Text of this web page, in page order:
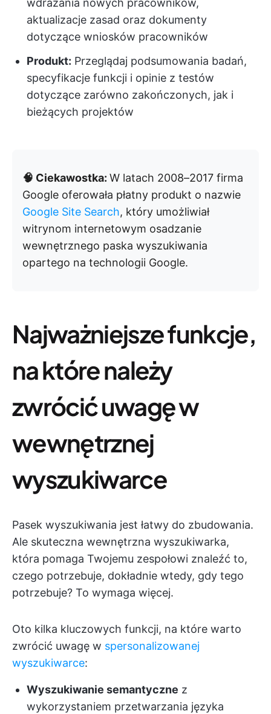
wdrażania nowych pracowników,
aktualizacje zasad oraz dokumenty
dotyczące wniosków pracowników
Produkt: Przeglądaj podsumowania badań,
specyfikacje funkcji i opinie z testów
dotyczące zarówno zakończonych, jak i
bieżących projektów
🧠 Ciekawostka: W latach 2008–2017 firma
Google oferowała płatny produkt o nazwie
Google Site Search, który umożliwiał
witrynom internetowym osadzanie
wewnętrznego paska wyszukiwania
opartego na technologii Google.
Najważniejsze funkcje,
na które należy
zwrócić uwagę w
wewnętrznej
wyszukiwarce
Pasek wyszukiwania jest łatwy do zbudowania.
Ale skuteczna wewnętrzna wyszukiwarka,
która pomaga Twojemu zespołowi znaleźć to,
czego potrzebuje, dokładnie wtedy, gdy tego
potrzebuje? To wymaga więcej.
Oto kilka kluczowych funkcji, na które warto
zwrócić uwagę w spersonalizowanej
wyszukiwarce:
Wyszukiwanie semantyczne z
wykorzystaniem przetwarzania języka